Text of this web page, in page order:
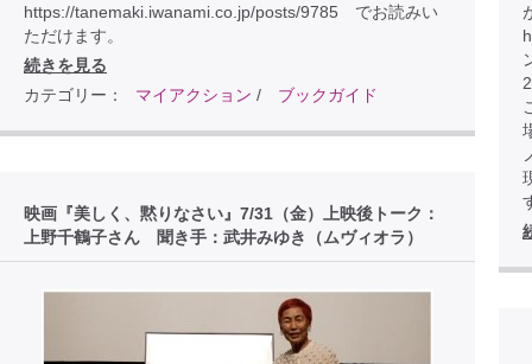
https://tanemaki.iwanami.co.jp/posts/9785 でお読みい
ただけます。
続きを見る
カテゴリー：
マイアクション / ブックガイド
映画『美しく、黙りなさい』7/31（金）上映後トーク：
上野千鶴子さん 聞き手：武井みゆき（ムヴィオラ）